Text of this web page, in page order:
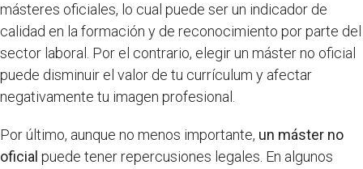
másteres oficiales, lo cual puede ser un indicador de
calidad en la formación y de reconocimiento por parte del
sector laboral. Por el contrario, elegir un máster no oficial
puede disminuir el valor de tu currículum y afectar
negativamente tu imagen profesional.
Por último, aunque no menos importante, un máster no
oficial puede tener repercusiones legales. En algunos